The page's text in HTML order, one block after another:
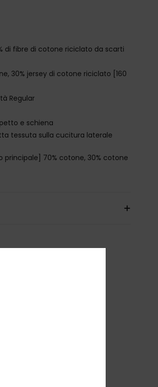
di fibre di cotone riciclato da scarti
30% jersey di cotone riciclato [160
Regular
e schiena
tessuta sulla cucitura laterale
principale] 70% cotone, 30% cotone